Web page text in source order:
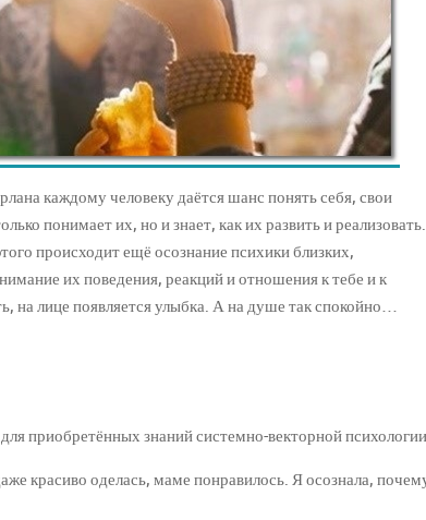
каждому человеку даётся шанс понять себя, свои
понимает их, но и знает, как их развить и реализовать.
происходит ещё осознание психики близких,
их поведения, реакций и отношения к тебе и к
на лице появляется улыбка. А на душе так спокойно…
приобретённых знаний системно-векторной
красиво оделась, маме понравилось. Я осознала,